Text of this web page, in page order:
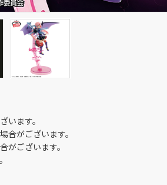
います。
合がございます。
がございます。